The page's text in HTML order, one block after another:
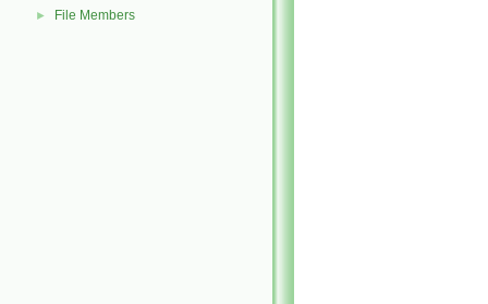
► File Members